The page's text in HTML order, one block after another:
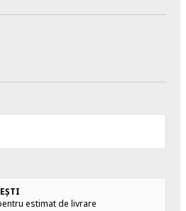
estimat de livrare